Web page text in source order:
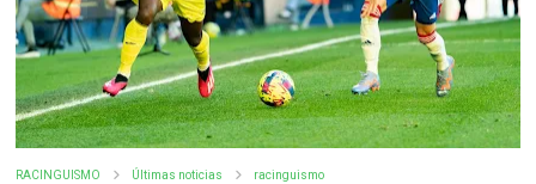
RACINGUISMO Últimas noticias racinguismo